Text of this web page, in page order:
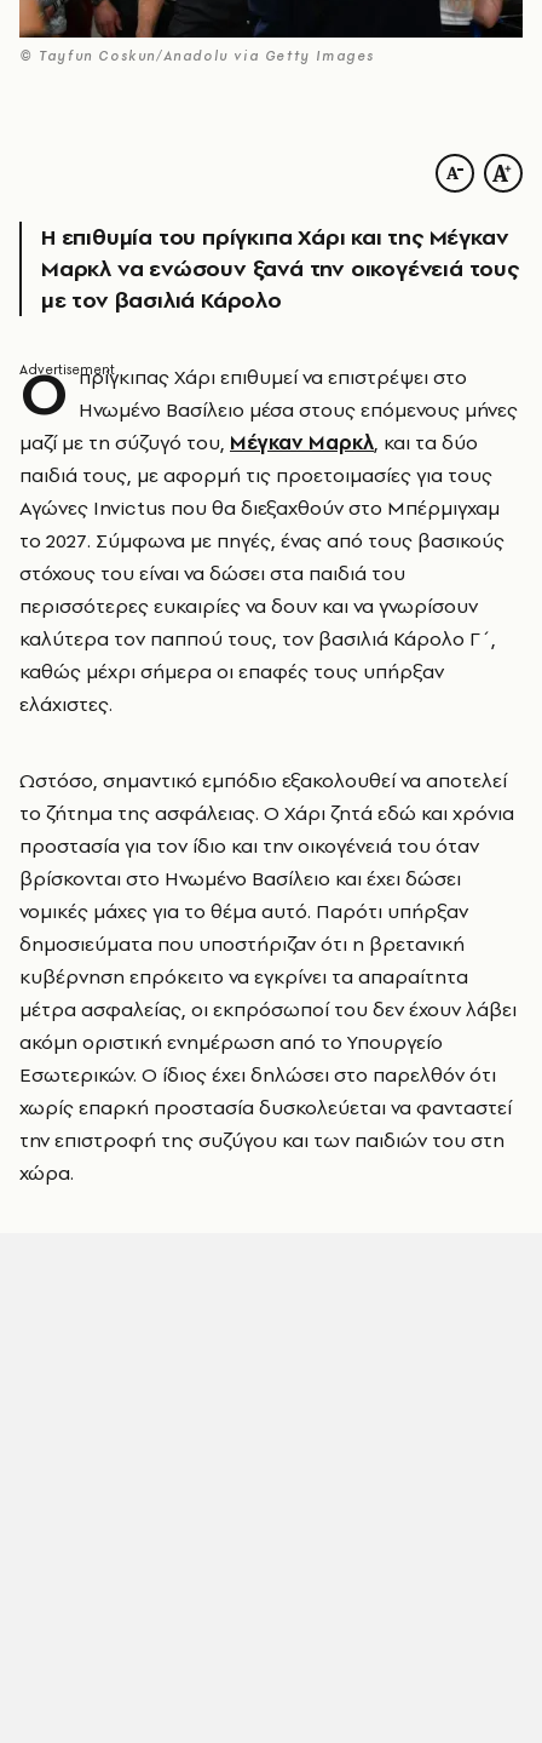
© Tayfun Coskun/Anadolu via Getty Images
Η επιθυμία του πρίγκιπα Χάρι και της Μέγκαν
Μαρκλ να ενώσουν ξανά την οικογένειά τους
με τον βασιλιά Κάρολο
Ο πρίγκιπας Χάρι επιθυμεί να επιστρέψει στο
Ηνωμένο Βασίλειο μέσα στους επόμενους μήνες
μαζί με τη σύζυγό του, Μέγκαν Μαρκλ, και τα δύο
παιδιά τους, με αφορμή τις προετοιμασίες για τους
Αγώνες Invictus που θα διεξαχθούν στο Μπέρμιγχαμ
το 2027. Σύμφωνα με πηγές, ένας από τους βασικούς
στόχους του είναι να δώσει στα παιδιά του
περισσότερες ευκαιρίες να δουν και να γνωρίσουν
καλύτερα τον παππού τους, τον βασιλιά Κάρολο Γ΄,
καθώς μέχρι σήμερα οι επαφές τους υπήρξαν
ελάχιστες.
Ωστόσο, σημαντικό εμπόδιο εξακολουθεί να αποτελεί
το ζήτημα της ασφάλειας. Ο Χάρι ζητά εδώ και χρόνια
προστασία για τον ίδιο και την οικογένειά του όταν
βρίσκονται στο Ηνωμένο Βασίλειο και έχει δώσει
νομικές μάχες για το θέμα αυτό. Παρότι υπήρξαν
δημοσιεύματα που υποστήριζαν ότι η βρετανική
κυβέρνηση επρόκειτο να εγκρίνει τα απαραίτητα
μέτρα ασφαλείας, οι εκπρόσωποί του δεν έχουν λάβει
ακόμη οριστική ενημέρωση από το Υπουργείο
Εσωτερικών. Ο ίδιος έχει δηλώσει στο παρελθόν ότι
χωρίς επαρκή προστασία δυσκολεύεται να φανταστεί
την επιστροφή της συζύγου και των παιδιών του στη
χώρα.